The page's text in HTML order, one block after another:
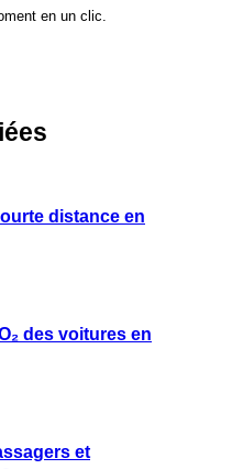
en un clic.
distance en
des voitures en
et